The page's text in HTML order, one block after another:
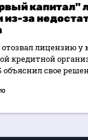
капитал"
из-за
лицензию у
кредитной
свое